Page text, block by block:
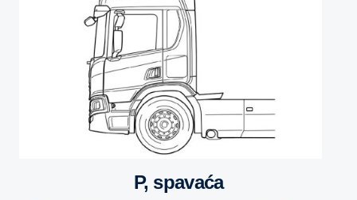
P, spavaća